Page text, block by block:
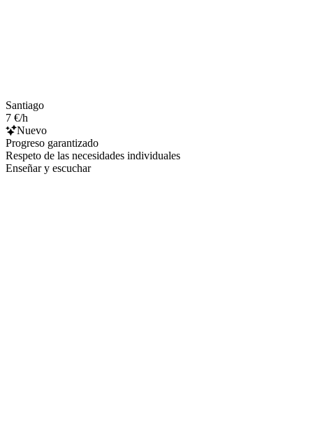
Santiago
7 €/h
Nuevo
Progreso garantizado
Respeto de las necesidades individuales
Enseñar y escuchar